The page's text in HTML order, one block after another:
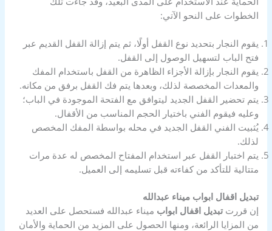
الخطوات على النحو الآتي:
يقوم النجار بتحديد نوع القفل أولًا، ثم يتم إزالة القفل القديم عبر
فتح الباب لتسهيل الوصول إلى القفل.
يقوم النجار بإزالة الأجزاء الظاهرة من القفل باستخدام المفك
والمعدات المخصصة لذلك، وبعدها يتم فك القفل برفق من مكانه.
يتم تحضير القفل الجديد ليتوافق مع الفتحة الموجودة في الباب؛
وعليه فيقوم الفني باختيار الحجم المناسب من الأقفال.
يُثبيت الفني القفل الجديد في محله بواسطة المفك المخصص
لذلك.
يتم اختبار القفل عبر استخدام المفتاح المخصص له عدة مرات
متتالية للتأكد من كفاءته قبل تسليمه إلى العميل.
تبديل اقفال ابواب ميناء عبدالله
إن قررتتبديل اقفال ابواب ميناء عبدالله فستحصل على العديد
من المزايا الرائعة، ومنها الحصول على المزيد من الحماية والأمان